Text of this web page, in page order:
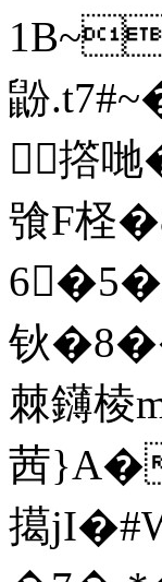
鼢
撘
飸F柽
钬�8�
棘鑮棱
茜}A�
擖